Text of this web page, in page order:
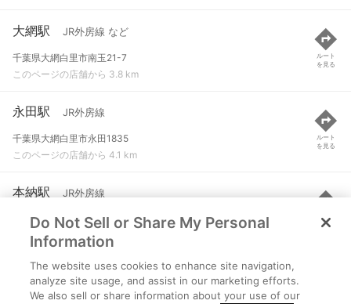
大網駅 JR外房線 など
千葉県大網白里市南玉21-7
このページの店舗から 3.8 km
ルート
を見る
永田駅 JR外房線
千葉県大網白里市永田1835
このページの店舗から 4.1 km
ルート
を見る
本納駅 JR外房線
茂原市本納
このページの店舗から 5.2 km
ルート
を見る
誉田駅 JR外房線
千葉市緑区誉田町２丁目
Do Not Sell or Share My Personal
Information
The website uses cookies to enhance site navigation,
analyze site usage, and assist in our marketing efforts.
We also sell or share information about your use of our